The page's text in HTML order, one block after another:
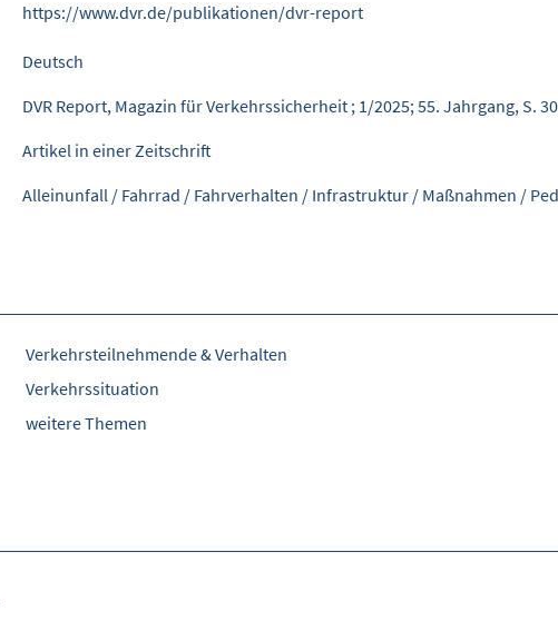
https://www.dvr.de/publikationen/dvr-report
Deutsch
DVR Report, Magazin für Verkehrssicherheit ; 1/2025; 55. Jahrgang, S.
Artikel in einer Zeitschrift
Alleinunfall / Fahrrad / Fahrverhalten / Infrastruktur / Maßnahmen /
Verkehrsteilnehmende & Verhalten
Verkehrssituation
weitere Themen